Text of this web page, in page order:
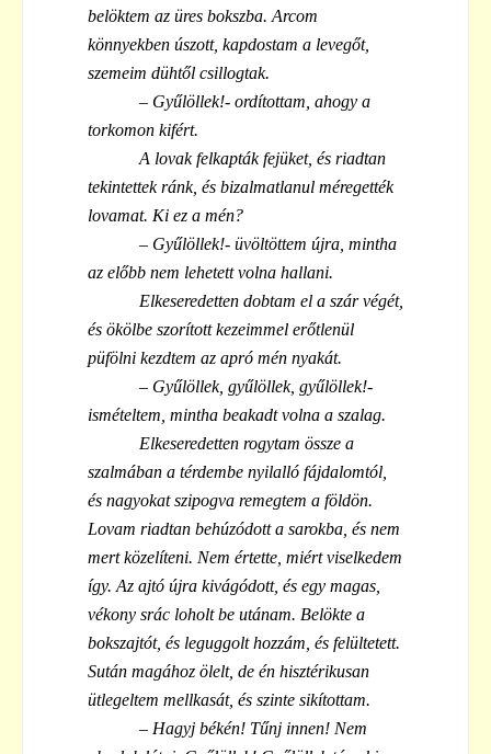
belöktem az üres bokszba. Arcom
könnyekben úszott, kapdostam a levegőt,
szemeim dühtől csillogtak.
– Gyűlöllek!- ordítottam, ahogy a
torkomon kifért.
A lovak felkapták fejüket, és riadtan
tekintettek ránk, és bizalmatlanul méregették
lovamat. Ki ez a mén?
– Gyűlöllek!- üvöltöttem újra, mintha
az előbb nem lehetett volna hallani.
Elkeseredetten dobtam el a szár végét,
és ökölbe szorított kezeimmel erőtlenül
püfölni kezdtem az apró mén nyakát.
– Gyűlöllek, gyűlöllek, gyűlöllek!-
ismételtem, mintha beakadt volna a szalag.
Elkeseredetten rogytam össze a
szalmában a térdembe nyilalló fájdalomtól,
és nagyokat szipogva remegtem a földön.
Lovam riadtan behúzódott a sarokba, és nem
mert közelíteni. Nem értette, miért viselkedem
így. Az ajtó újra kivágódott, és egy magas,
vékony srác loholt be utánam. Belökte a
bokszajtót, és leguggolt hozzám, és felültetett.
Sután magához ölelt, de én hisztérikusan
ütlegeltem mellkasát, és szinte sikítottam.
– Hagyj békén! Tűnj innen! Nem